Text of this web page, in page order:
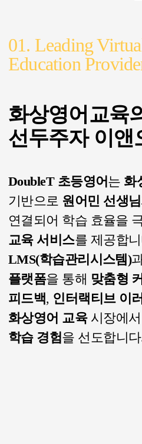
01. Leading
Education
화상영어교육
선두주자 이앤
DoubleT 초등영어 는 화
기반으로 원어민 선생님
연결되어 학습 효율을
교육 서비스를 제공합
LMS(학습관리시스템)
플랫폼을 통해 맞춤형
피드백, 인터랙티브 이
화상영어 교육시장에서
학습 경험을 선도합니